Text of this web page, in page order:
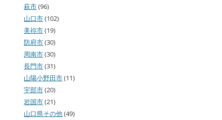
萩市(96)
山口市(102)
美祢市(19)
防府市(30)
周南市(30)
長門市(31)
山陽小野田市(11)
宇部市(20)
岩国市(21)
山口県その他(49)